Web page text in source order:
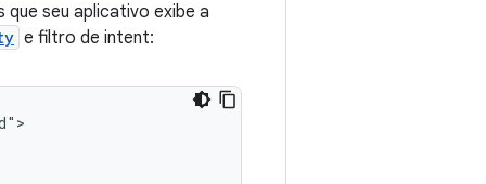
seu aplicativo exibe a
e filtro de intent: